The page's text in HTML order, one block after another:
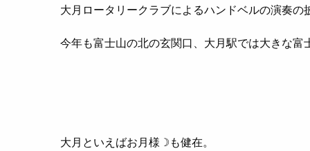
大月ロータリークラブによるハンドベルの演奏の
今年も富士山の北の玄関口、大月駅では大きな
大月といえばお月様☽も健在。